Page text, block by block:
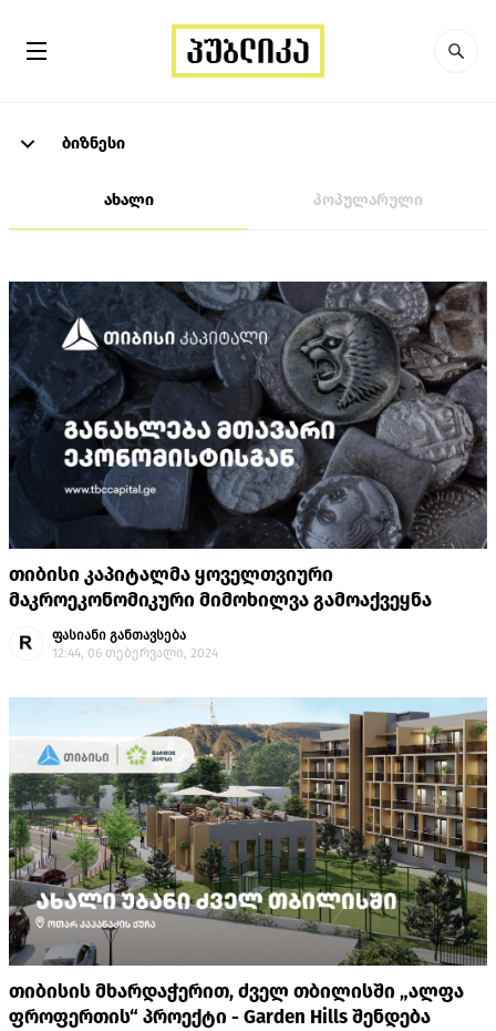
ბიზნესი
ახალი პოპულარული
თიბისი კაპიტალმა ყოველთვიური
მაკროეკონომიკური მიმოხილვა გამოაქვეყნა
ფასიანი განთავსება
12:44, 06 თებერვალი, 2024
თიბისის მხარდაჭერით, ძველ თბილისში „ალფა
ფროფერთის“ პროექტი - Garden Hills შენდება